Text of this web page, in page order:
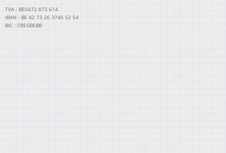
TVA : BE0472 873 614
IBAN : BE 42 73 26 3745 52 54
BIC : CREGBEBB